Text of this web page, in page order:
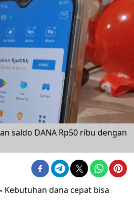
saldo DANA Rp50 ribu dengan
Kebutuhan dana cepat bisa